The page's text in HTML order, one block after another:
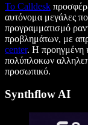
Το Calldesk
αυτόνομα μεγάλες
προγραμματισμό
προβλημάτων, με
center. Η προηγμένη
πολύπλοκων
προσωπικό.
Synthflow AI